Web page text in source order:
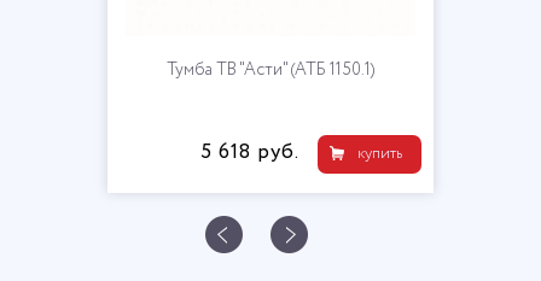
Тумба ТВ "Асти" (АТБ 1150.1)
купить
5 618 руб.